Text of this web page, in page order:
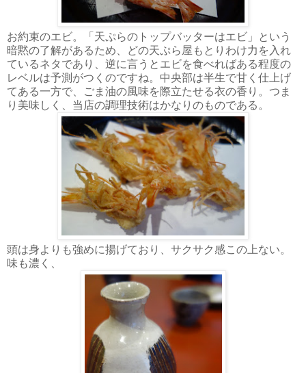
お約束のエビ。「天ぷらのトップバッターはエビ」という
暗黙の了解があるため、どの天ぷら屋もとりわけ力を入れ
ているネタであり、逆に言うとエビを食べればある程度の
レベルは予測がつくのですね。中央部は半生で甘く仕上げ
てある一方で、ごま油の風味を際立たせる衣の香り。つま
り美味しく、当店の調理技術はかなりのものである。
頭は身よりも強めに揚げており、サクサク感この上ない。
味も濃く、